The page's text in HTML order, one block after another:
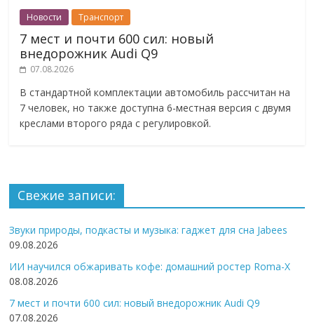
Новости Транспорт
7 мест и почти 600 сил: новый
внедорожник Audi Q9
07.08.2026
В стандартной комплектации автомобиль рассчитан на
7 человек, но также доступна 6-местная версия с двумя
креслами второго ряда с регулировкой.
Свежие записи:
Звуки природы, подкасты и музыка: гаджет для сна Jabees
09.08.2026
ИИ научился обжаривать кофе: домашний ростер Roma-X
08.08.2026
7 мест и почти 600 сил: новый внедорожник Audi Q9
07.08.2026